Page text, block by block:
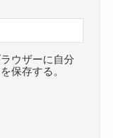
ウザーに自分
保存する。